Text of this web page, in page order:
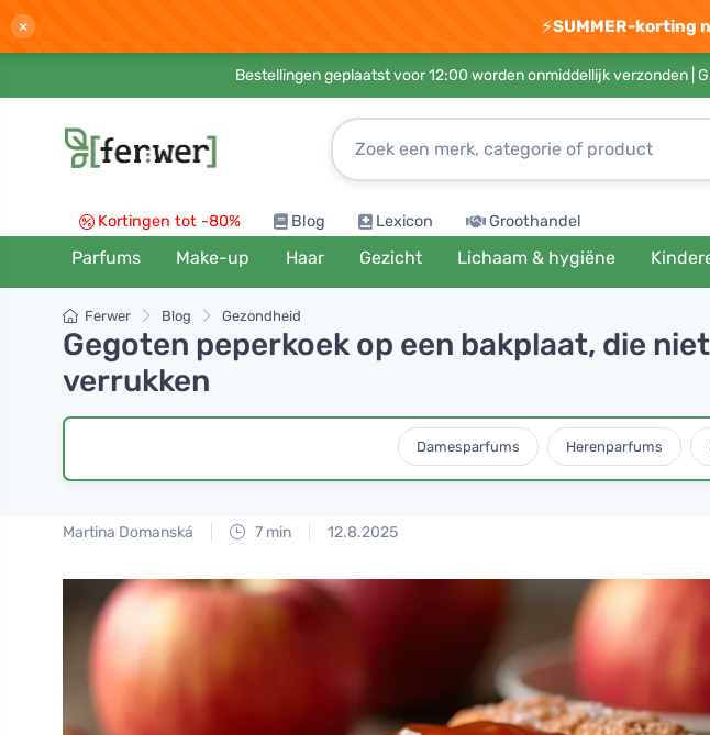
× ⚡SUMMER-korting
Bestellingen geplaatst voor 12:00 worden onmiddellijk verzonden |
Kortingen tot -80% Blog Lexicon Groothandel
Parfums Make-up Haar Gezicht Lichaam & hygiëne
Ferwer Blog Gezondheid
Gegoten peperkoek op een bakplaat, die
verrukken
Damesparfums Herenparfums
Martina Domanská 7 min 12.8.2025